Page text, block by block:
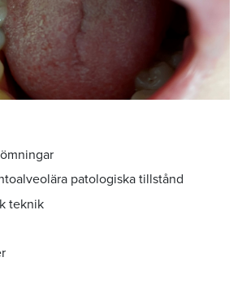
patologiska tillstånd
teknik